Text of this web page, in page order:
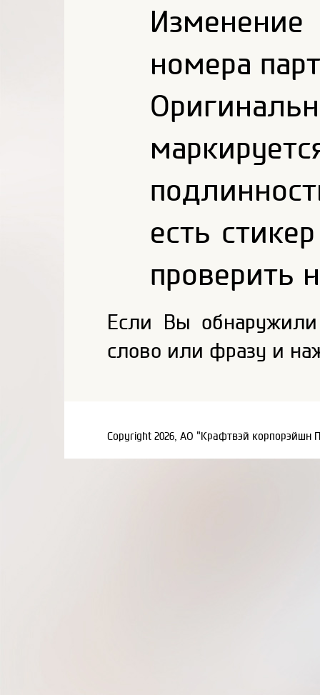
номера
есть
проверить
Если Вы
слово или фразу и
Copyright 2026, АО "Крафтвэй корпорэйшн